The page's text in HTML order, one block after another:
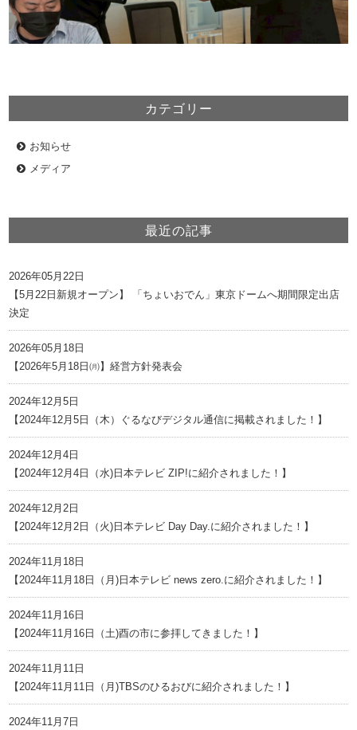
カテゴリー
お知らせ
メディア
最近の記事
2026年05月22日
【5月22日新規オープン】 「ちょいおでん」東京ドームへ期間限定出店
決定
2026年05月18日
【2026年5月18日㈪】経営方針発表会
2024年12月5日
【2024年12月5日（木）ぐるなびデジタル通信に掲載されました！】
2024年12月4日
【2024年12月4日（水)日本テレビ ZIP!に紹介されました！】
2024年12月2日
【2024年12月2日（火)日本テレビ Day Day.に紹介されました！】
2024年11月18日
【2024年11月18日（月)日本テレビ news zero.に紹介されました！】
2024年11月16日
【2024年11月16日（土)酉の市に参拝してきました！】
2024年11月11日
【2024年11月11日（月)TBSのひるおびに紹介されました！】
2024年11月7日